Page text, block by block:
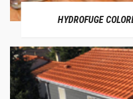
HYDROFUGE